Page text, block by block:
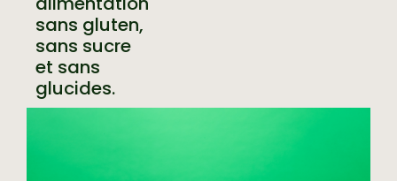
sans gluten,
sans sucre
et sans
glucides.